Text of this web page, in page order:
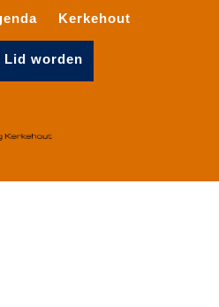
Kerkehout
Lid worden